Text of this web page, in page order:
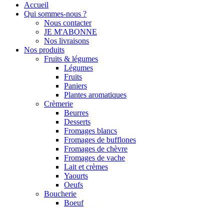
Accueil
Qui sommes-nous ?
Nous contacter
JE M'ABONNE
Nos livraisons
Nos produits
Fruits & légumes
Légumes
Fruits
Paniers
Plantes aromatiques
Crèmerie
Beurres
Desserts
Fromages blancs
Fromages de bufflones
Fromages de chèvre
Fromages de vache
Lait et crèmes
Yaourts
Oeufs
Boucherie
Boeuf